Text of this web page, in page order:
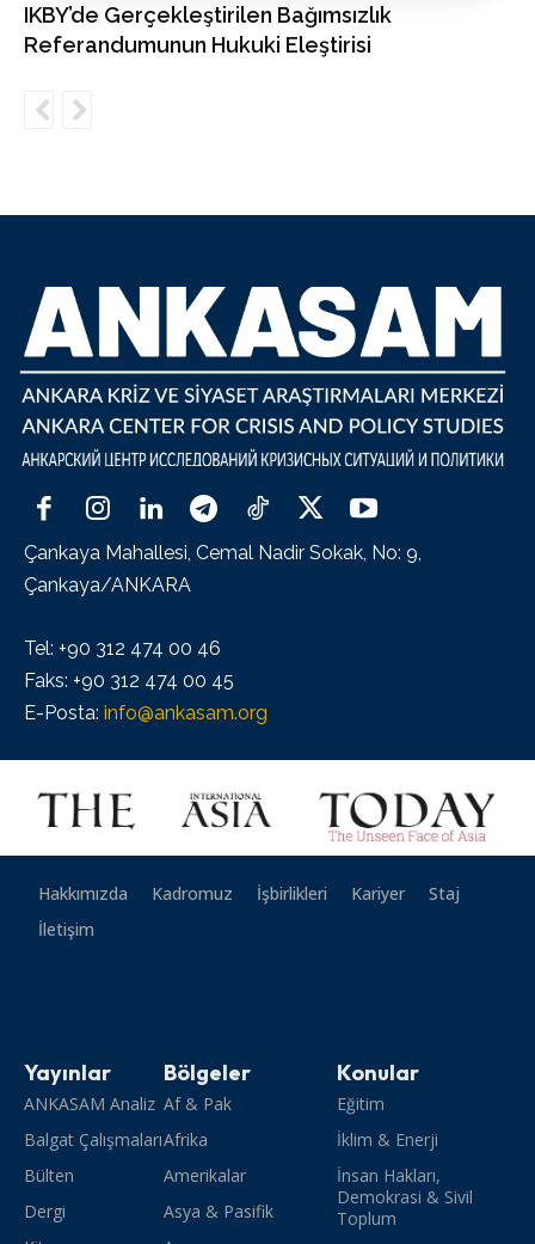
IKBY’de Gerçekleştirilen Bağımsızlık
Referandumunun Hukuki Eleştirisi
Çankaya Mahallesi, Cemal Nadir Sokak, No: 9,
Çankaya/ANKARA
Tel: +90 312 474 00 46
Faks: +90 312 474 00 45
E-Posta: info@ankasam.org
Hakkımızda Kadromuz İşbirlikleri Kariyer
Staj
İletişim
Yayınlar
ANKASAM Analiz
Balgat Çalışmaları
Bülten
Dergi
Bölgeler
Af & Pak
Afrika
Amerikalar
Asya & Pasifik
Konular
Eğitim
İklim & Enerji
İnsan Hakları,
Demokrasi & Sivil
Toplum